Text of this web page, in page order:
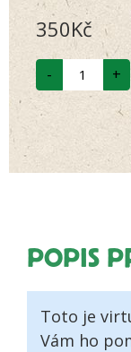
Hodnoceno
5.00z 5 na
základě
2
hodnocení
zákazníků
350Kč
-
SRSTI
2.díl
+
POPIS
Toto je
Vám ho